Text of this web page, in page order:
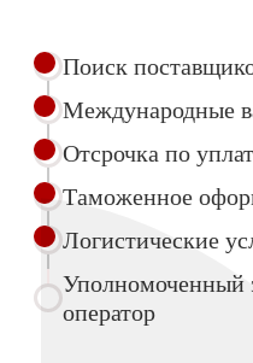
Поиск
Международные
Отсрочка по
Таможенное
Логистические
Уполномоченный
оператор